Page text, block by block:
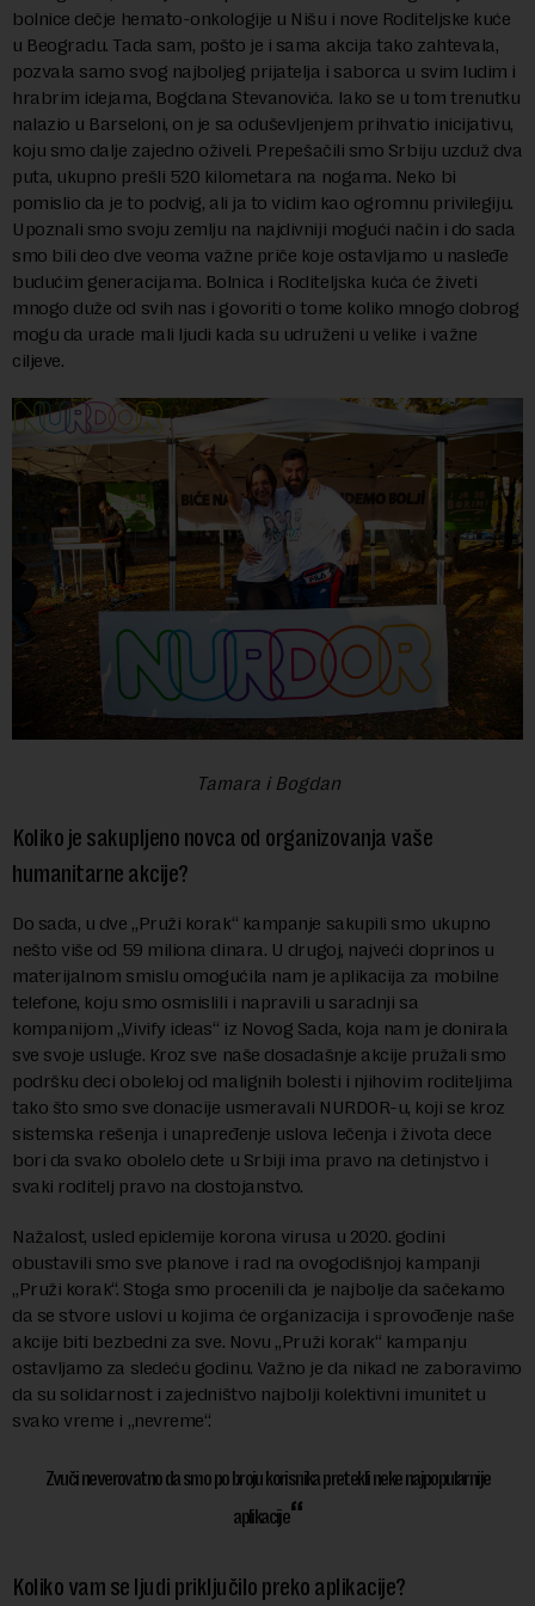
bolnice dečje hemato-onkologije u Nišu i nove Roditeljske kuće
u Beogradu. Tada sam, pošto je i sama akcija tako zahtevala,
pozvala samo svog najboljeg prijatelja i saborca u svim ludim i
hrabrim idejama, Bogdana Stevanovića. Iako se u tom trenutku
nalazio u Barseloni, on je sa oduševljenjem prihvatio inicijativu,
koju smo dalje zajedno oživeli. Prepešačili smo Srbiju uzduž dva
puta, ukupno prešli 520 kilometara na nogama. Neko bi
pomislio da je to podvig, ali ja to vidim kao ogromnu privilegiju.
Upoznali smo svoju zemlju na najdivniji mogući način i do sada
smo bili deo dve veoma važne priče koje ostavljamo u nasleđe
budućim generacijama. Bolnica i Roditeljska kuća će živeti
mnogo duže od svih nas i govoriti o tome koliko mnogo dobrog
mogu da urade mali ljudi kada su udruženi u velike i važne
ciljeve.
Tamara i Bogdan
Koliko je sakupljeno novca od organizovanja vaše
humanitarne akcije?
Do sada, u dve „Pruži korak“ kampanje sakupili smo ukupno
nešto više od 59 miliona dinara. U drugoj, najveći doprinos u
materijalnom smislu omogućila nam je aplikacija za mobilne
telefone, koju smo osmislili i napravili u saradnji sa
kompanijom „Vivify ideas“ iz Novog Sada, koja nam je donirala
sve svoje usluge. Kroz sve naše dosadašnje akcije pružali smo
podršku deci oboleloj od malignih bolesti i njihovim roditeljima
tako što smo sve donacije usmeravali NURDOR-u, koji se kroz
sistemska rešenja i unapređenje uslova lečenja i života dece
bori da svako obolelo dete u Srbiji ima pravo na detinjstvo i
svaki roditelj pravo na dostojanstvo.
Nažalost, usled epidemije korona virusa u 2020. godini
obustavili smo sve planove i rad na ovogodišnjoj kampanji
„Pruži korak“. Stoga smo procenili da je najbolje da sačekamo
da se stvore uslovi u kojima će organizacija i sprovođenje naše
akcije biti bezbedni za sve. Novu „Pruži korak“ kampanju
ostavljamo za sledeću godinu. Važno je da nikad ne zaboravimo
da su solidarnost i zajedništvo najbolji kolektivni imunitet u
svako vreme i „nevreme“.
Zvuči neverovatno da smo po broju korisnika pretekli neke najpopularnije
aplikacije
Koliko vam se ljudi priključilo preko aplikacije?